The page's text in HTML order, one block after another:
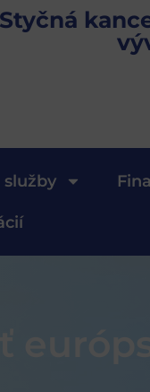
Styčná
služby